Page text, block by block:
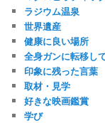
ラジウム温泉
世界遺産
健康に良い場所
全身ガンに転移し
印象に残った言葉
取材・見学
好きな映画鑑賞
学び